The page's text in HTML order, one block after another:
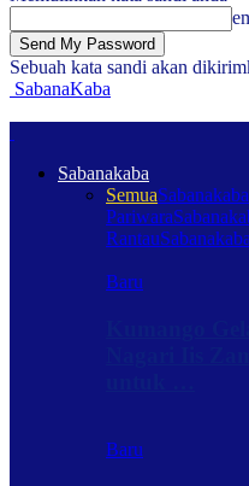
Sebuah kata sandi akan
SabanaKaba
Sabanakaba
Semua
Pariwara
Rantau
Baru
Baru